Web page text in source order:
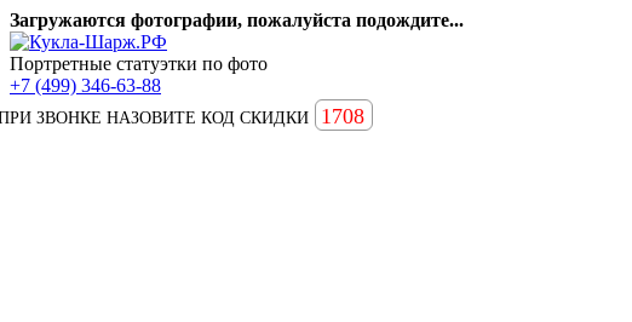
Загружаются фотографии, пожалуйста подождите...
Портретные статуэтки по фото
+7 (499) 346-63-88
ЗВОНКЕ НАЗОВИТЕ КОД СКИДКИ 1708